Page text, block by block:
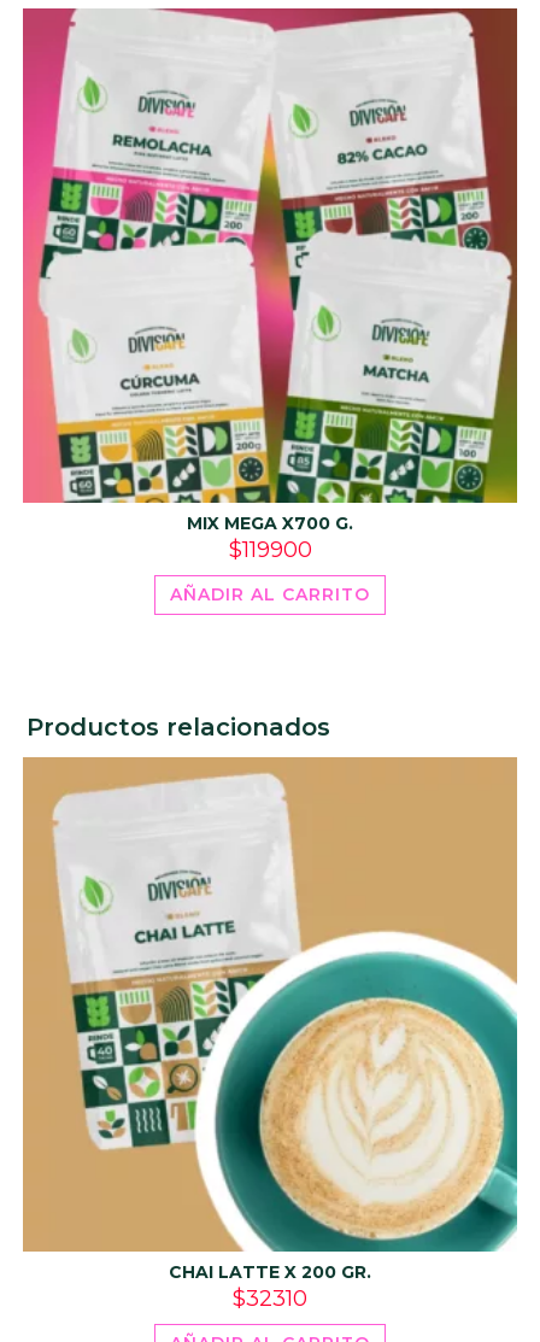
MIX MEGA X700 G.
$119900
AÑADIR AL CARRITO
Productos relacionados
CHAI LATTE X 200 GR.
$32310